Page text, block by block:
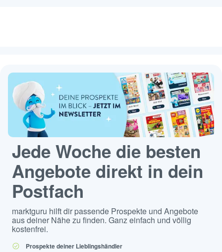
Jede Woche die besten
Angebote direkt in dein
Postfach
marktguru hilft dir passende Prospekte und Angebote
aus deiner Nähe zu finden. Ganz einfach und völlig
kostenfrei.
Prospekte deiner Lieblingshändler